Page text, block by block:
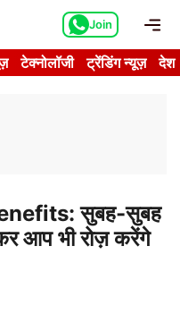
Join
टेक्नोलॉजी ट्रेंडिंग न्यूज़ देश
सुबह-सुबह
आप भी रोज़ करेंगे